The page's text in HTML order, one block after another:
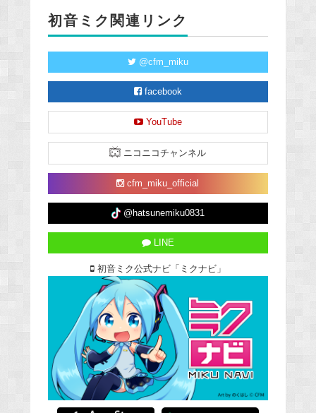
初音ミク関連リンク
@cfm_miku
facebook
YouTube
ニコニコチャンネル
cfm_miku_official
@hatsunemiku0831
LINE
初音ミク公式ナビ「ミクナビ」